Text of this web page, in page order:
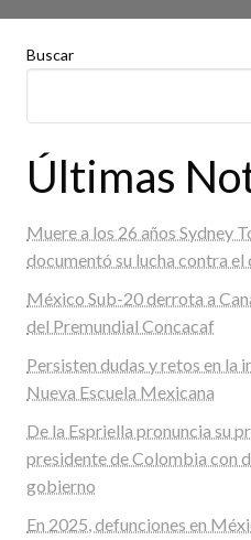
Buscar
Últimas
Muere a los 26 años Sydney
documentó su lucha contra el
México Sub-20 derrota a
del Premundial Concacaf
Persisten dudas y retos en la
Nueva Escuela Mexicana
De la Espriella pronuncia su
presidente de Colombia con
gobierno
En 2025, defunciones en